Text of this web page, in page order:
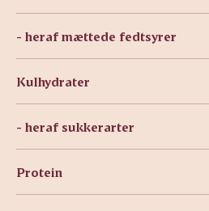
- heraf mættede fedtsyrer
Kulhydrater
- heraf sukkerarter
Protein